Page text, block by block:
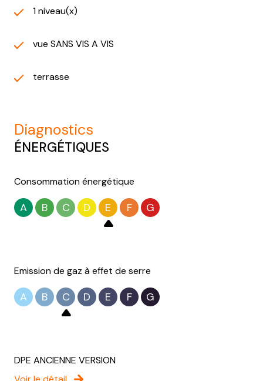
1 niveau(x)
vue SANS VIS A VIS
terrasse
diagnostics
ÉNERGÉTIQUES
Consommation énergétique
A B C D E F G
Emission de gaz à effet de serre
A B C D E F G
DPE ANCIENNE VERSION